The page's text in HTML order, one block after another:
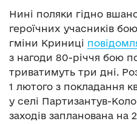
Нині поляки гідно
героїчних учасників
гміни Криниці
з нагоди 80-річчя бою
триватимуть три дні.
1 лютого з покладання
у селі Партизантув-
заходів запланована на